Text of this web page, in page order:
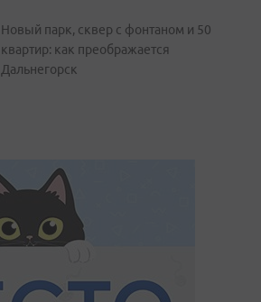
Новый парк, сквер с фонтаном и 50
квартир: как преображается
Дальнегорск